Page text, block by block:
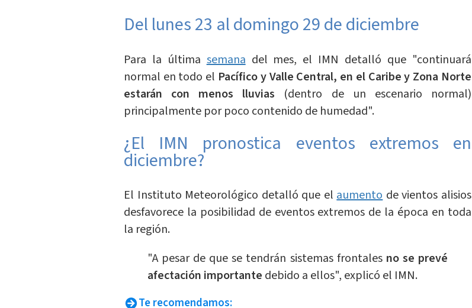
Del lunes 23 al domingo 29 de diciembre
Para la últimasemana del mes, el IMN detalló que "continuará
normal en todo el Pacífico y Valle Central, en el Caribe y Zona Norte
estarán con menos lluvias (dentro de un escenario normal)
principalmente por poco contenido de humedad".
¿El IMN pronostica eventos extremos en
diciembre?
El Instituto Meteorológico detalló que elaumento de vientos alisios
desfavorece la posibilidad de eventos extremos de la época en toda
la región.
"A pesar de que se tendrán sistemas frontales no se prevé
afectación importante debido a ellos", explicó el IMN.
Te recomendamos: